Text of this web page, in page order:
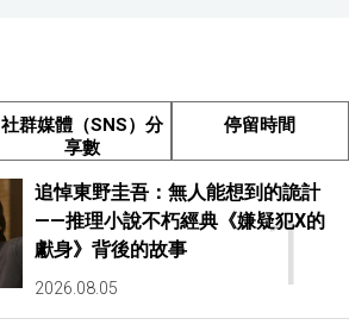
社群媒體（SNS）分
享數
停留時間
1
追悼東野圭吾：無人能想到的詭計
——推理小說不朽經典《嫌疑犯X的
獻身》背後的故事
2026.08.05